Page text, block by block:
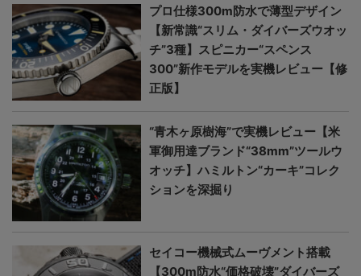
プロ仕様300m防水で薄型デザイン
【新常識“スリム・ダイバーズウオッ
チ”3種】スピニカー“スペンス
300”新作モデルを実機レビュー【修
正版】
“青木ヶ原樹海”で実機レビュー【米
軍御用達ブランド“38mm”ツールウ
オッチ】ハミルトン“カーキ”コレク
ションを深掘り
セイコー機械式ムーヴメント搭載
【300m防水“価格破壊”ダイバーズ